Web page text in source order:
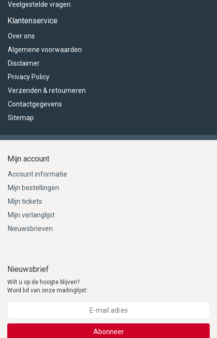
Veelgestelde vragen
Klantenservice
Over ons
Algemene voorwaarden
Disclaimer
Privacy Policy
Verzenden & retourneren
Contactgegevens
Sitemap
Mijn account
Account informatie
Mijn bestellingen
Mijn tickets
Mijn verlanglijst
Nieuwsbrieven
Nieuwsbrief
Wilt u op de hoogte blijven?
Word lid van onze mailinglijst:
Abonneer